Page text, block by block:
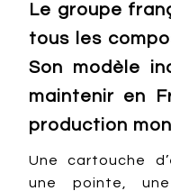
Le groupe
tous les
Son modèle
maintenir en
production
Une cartouche
une pointe,